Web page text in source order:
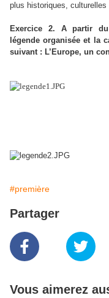
plus historiques, culturelles
Exercice 2. A partir
légende organisée et la
suivant : L’Europe, un
#première
Partager
Vous aimerez